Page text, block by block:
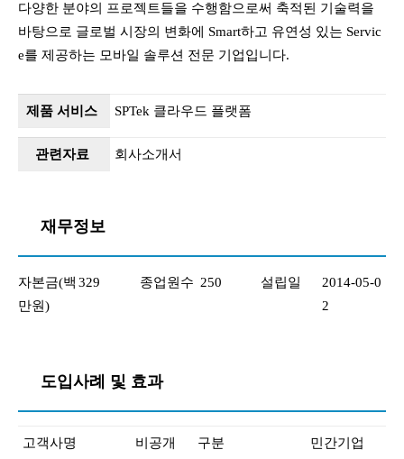
다양한 분야의 프로젝트들을 수행함으로써 축적된 기술력을
바탕으로 글로벌 시장의 변화에 Smart하고 유연성 있는 Servic
e를 제공하는 모바일 솔루션 전문 기업입니다.
제품 서비스 SPTek 클라우드 플랫폼
관련자료 회사소개서
재무정보
자본금(백
만원)
329 종업원수 250 설립일
2014-05-0
2
도입사례 및 효과
고객사명 비공개 구분 민간기업